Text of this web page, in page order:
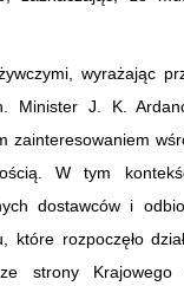
wyrażając
Minister J. K.
zainteresowaniem
W tym
dostawców i
które rozpoczęło
strony Krajowego